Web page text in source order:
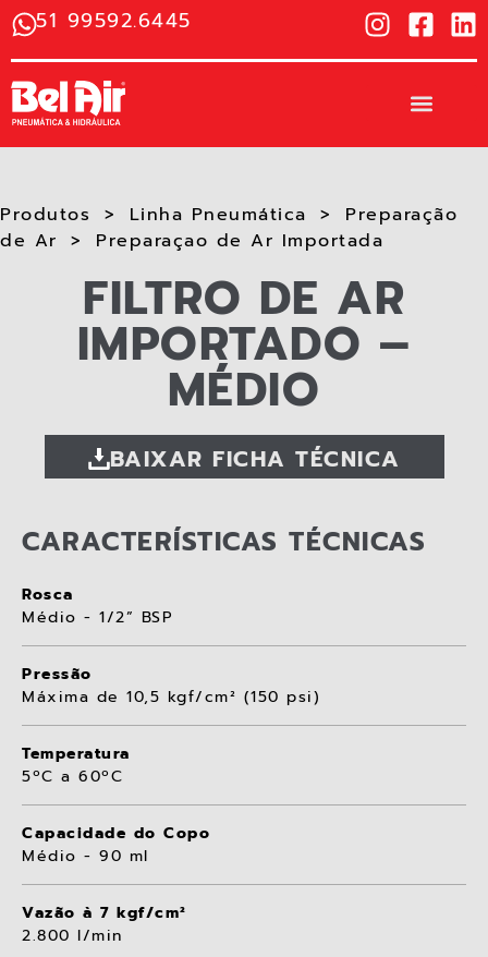
51 99592.6445
Produtos Linha Pneumática
Preparação
de Ar
Preparaçao de Ar Importada​
FILTRO DE AR
IMPORTADO –
MÉDIO
BAIXAR FICHA TÉCNICA
CARACTERÍSTICAS TÉCNICAS
Rosca
Médio - 1/2” BSP
Pressão
Máxima de 10,5 kgf/cm² (150 psi)
Temperatura
5ºC a 60ºC
Capacidade do Copo
Médio - 90 ml
Vazão à 7 kgf/cm²
2.800 l/min